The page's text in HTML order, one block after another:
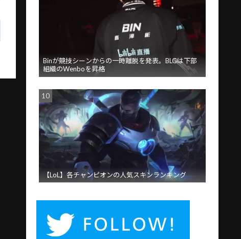
Binが競技シーンからの一時離脱を発表。BLGは下部
組織のWenboを昇格
【LoL】各チャンピオンの人気スキンランキング